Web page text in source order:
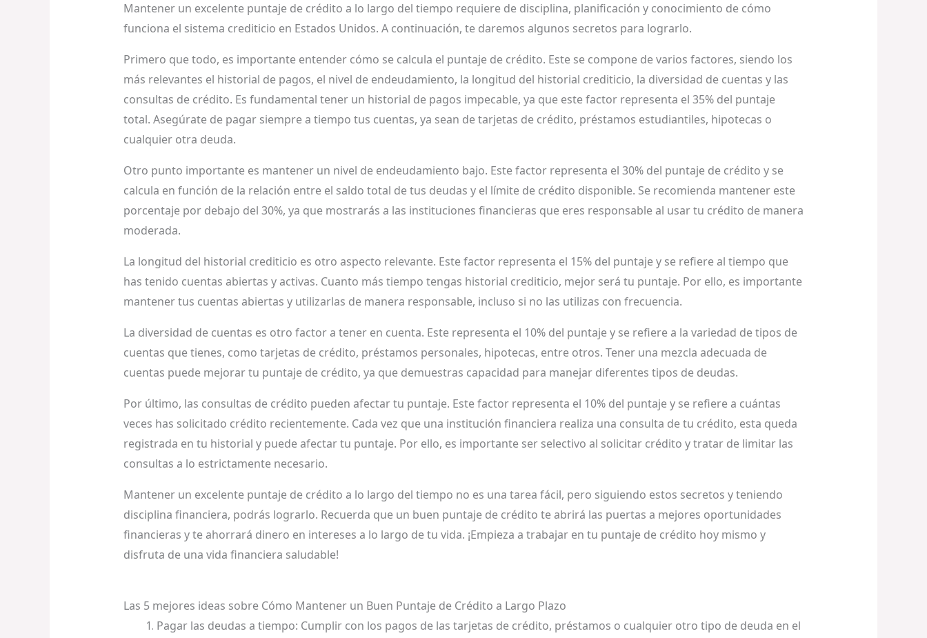
Mantener un excelente puntaje de crédito a lo largo del tiempo requiere de disciplina, planificación y conocimiento de cómo
funciona el sistema crediticio en Estados Unidos. A continuación, te daremos algunos secretos para lograrlo.
Primero que todo, es importante entender cómo se calcula el puntaje de crédito. Este se compone de varios factores, siendo los
más relevantes el historial de pagos, el nivel de endeudamiento, la longitud del historial crediticio, la diversidad de cuentas y las
consultas de crédito. Es fundamental tener un historial de pagos impecable, ya que este factor representa el 35% del puntaje
total. Asegúrate de pagar siempre a tiempo tus cuentas, ya sean de tarjetas de crédito, préstamos estudiantiles, hipotecas o
cualquier otra deuda.
Otro punto importante es mantener un nivel de endeudamiento bajo. Este factor representa el 30% del puntaje de crédito y se
calcula en función de la relación entre el saldo total de tus deudas y el límite de crédito disponible. Se recomienda mantener este
porcentaje por debajo del 30%, ya que mostrarás a las instituciones financieras que eres responsable al usar tu crédito de manera
moderada.
La longitud del historial crediticio es otro aspecto relevante. Este factor representa el 15% del puntaje y se refiere al tiempo que
has tenido cuentas abiertas y activas. Cuanto más tiempo tengas historial crediticio, mejor será tu puntaje. Por ello, es importante
mantener tus cuentas abiertas y utilizarlas de manera responsable, incluso si no las utilizas con frecuencia.
La diversidad de cuentas es otro factor a tener en cuenta. Este representa el 10% del puntaje y se refiere a la variedad de tipos de
cuentas que tienes, como tarjetas de crédito, préstamos personales, hipotecas, entre otros. Tener una mezcla adecuada de
cuentas puede mejorar tu puntaje de crédito, ya que demuestras capacidad para manejar diferentes tipos de deudas.
Por último, las consultas de crédito pueden afectar tu puntaje. Este factor representa el 10% del puntaje y se refiere a cuántas
veces has solicitado crédito recientemente. Cada vez que una institución financiera realiza una consulta de tu crédito, esta queda
registrada en tu historial y puede afectar tu puntaje. Por ello, es importante ser selectivo al solicitar crédito y tratar de limitar las
consultas a lo estrictamente necesario.
Mantener un excelente puntaje de crédito a lo largo del tiempo no es una tarea fácil, pero siguiendo estos secretos y teniendo
disciplina financiera, podrás lograrlo. Recuerda que un buen puntaje de crédito te abrirá las puertas a mejores oportunidades
financieras y te ahorrará dinero en intereses a lo largo de tu vida. ¡Empieza a trabajar en tu puntaje de crédito hoy mismo y
disfruta de una vida financiera saludable!
Las 5 mejores ideas sobre Cómo Mantener un Buen Puntaje de Crédito a Largo Plazo
Pagar las deudas a tiempo: Cumplir con los pagos de las tarjetas de crédito, préstamos o cualquier otro tipo de deuda en el